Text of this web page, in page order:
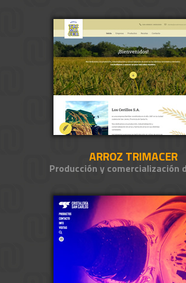
ARROZ TRIMACER
Producción y comercialización